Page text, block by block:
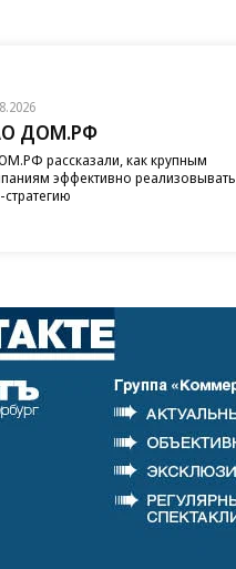
ДОМ.РФ
рассказали, как крупным
эффективно реализовывать
стратегию